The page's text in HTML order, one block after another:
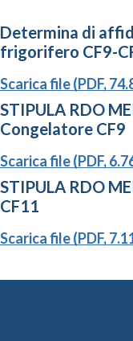
Determina di
frigorifero CF9-
Scarica file (PDF,
STIPULA RDO
Congelatore CF9
Scarica file (PDF,
STIPULA RDO
CF11
Scarica file (PDF,